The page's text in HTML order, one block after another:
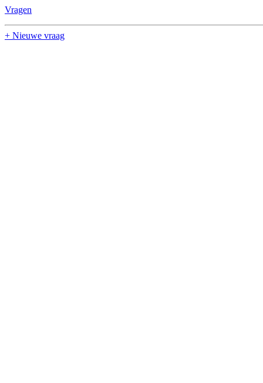
Vragen
+ Nieuwe vraag